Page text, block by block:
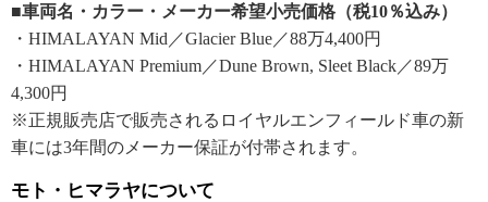
■車両名・カラー・メーカー希望小売価格（税10％込み）
・HIMALAYAN Mid／Glacier Blue／88万4,400円
・HIMALAYAN Premium／Dune Brown, Sleet Black／89万
4,300円
※正規販売店で販売されるロイヤルエンフィールド車の新
車には3年間のメーカー保証が付帯されます。
モト・ヒマラヤについて